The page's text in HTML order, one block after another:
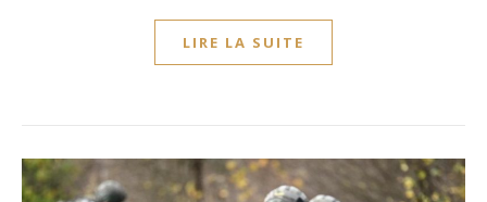
LIRE LA SUITE